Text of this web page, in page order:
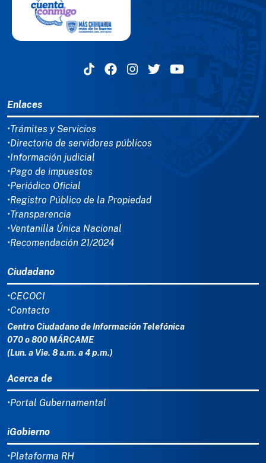
Enlaces
•Trámites y Servicios
•Directorio de servidores públicos
•Información judicial
•Pago de impuestos
•Periódico Oficial
•Registro Público de la Propiedad
•Transparencia
•Ventanilla Única Nacional
•Recomendación 21/2024
Ciudadano
•CECOCI
•Contacto
Centro Ciudadano de Información Telefónica
070 o 800 MÁRCAME
(Lun. a Vie. 8 a.m. a 4 p.m.)
Acerca de
•Portal Gubernamental
iGobierno
•Plataforma RH